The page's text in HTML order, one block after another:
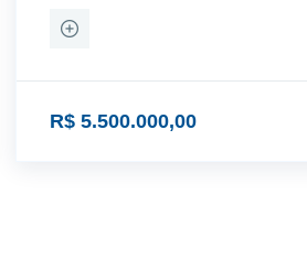
R$ 5.500.000,00